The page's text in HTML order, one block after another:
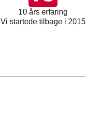
10 års erfaring
Vi startede tilbage i 2015